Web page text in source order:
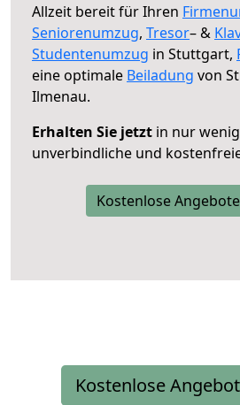
Allzeit bereit für Ihren
Seniorenumzug, Tresor– &
Studentenumzug in Stuttgart,
eine optimale Beiladung von
Ilmenau.
Erhalten Sie jetzt in nur
unverbindliche und
Kostenlose
Kostenlose